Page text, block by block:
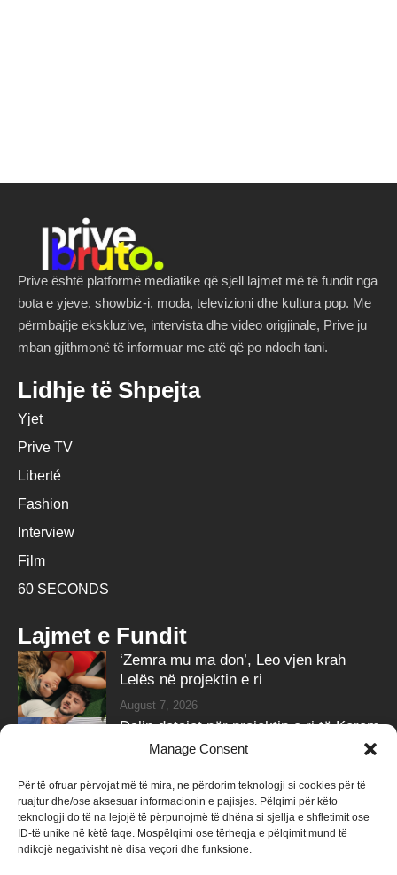
Manage Consent
Për të ofruar përvojat më të mira, ne përdorim teknologji si cookies për të
ruajtur dhe/ose aksesuar informacionin e pajisjes. Pëlqimi për këto
teknologji do të na lejojë të përpunojmë të dhëna si sjellja e shfletimit ose
ID-të unike në këtë faqe. Mospëlqimi ose tërheqja e pëlqimit mund të
ndikojë negativisht në disa veçori dhe funksione.
Prive është platformë mediatike që sjell lajmet më të fundit nga
bota e yjeve, showbiz-i, moda, televizioni dhe kultura pop. Me
përmbajtje ekskluzive, intervista dhe video origjinale, Prive ju
mban gjithmonë të informuar me atë që po ndodh tani.
Lidhje të Shpejta
Yjet
Prive TV
Liberté
Fashion
Interview
Film
60 SECONDS
Lajmet e Fundit
‘Zemra mu ma don’, Leo vjen krah
Lelës në projektin e ri
August 7, 2026
Dalin detajet për projektin e ri të Kerem
Bürsin
Follow Us
258kFollowers 415k Followers